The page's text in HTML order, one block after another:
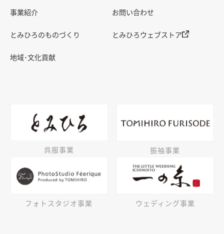
事業紹介
とみひろのものづくり
地域･文化貢献
お問い合わせ
とみひろウェブストア
呉服事業 振袖事業
フォトスタジオ事業 ウェディング事業